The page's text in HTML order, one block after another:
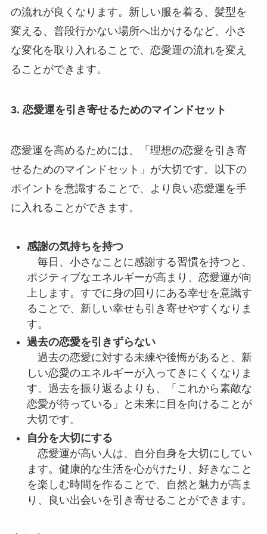
の流れが良くなります。新しい服を着る、髪型を
変える、普段行かない場所へ出かけるなど、小さ
な変化を取り入れることで、恋愛運の流れを変え
ることができます。
3. 恋愛運を引き寄せるためのマインドセット
恋愛運を高めるためには、「理想の恋愛を引き寄
せるためのマインドセット」が大切です。以下の
ポイントを意識することで、より良い恋愛運を手
に入れることができます。
感謝の気持ちを持つ
毎日、小さなことに感謝する習慣を持つと、
ポジティブなエネルギーが高まり、恋愛運が向
上します。すでに身の回りにある幸せを意識す
ることで、新しい幸せも引き寄せやすくなりま
す。
過去の恋愛を引きずらない
過去の恋愛に対する未練や後悔があると、新
しい恋愛のエネルギーが入ってきにくくなりま
す。過去を振り返るよりも、「これから素敵な
恋愛が待っている」と未来に目を向けることが
大切です。
自分を大切にする
恋愛運が高い人は、自分自身を大切にしてい
ます。健康的な生活を心がけたり、好きなこと
を楽しむ時間を作ることで、自然と魅力が高ま
り、良い出会いを引き寄せることができます。